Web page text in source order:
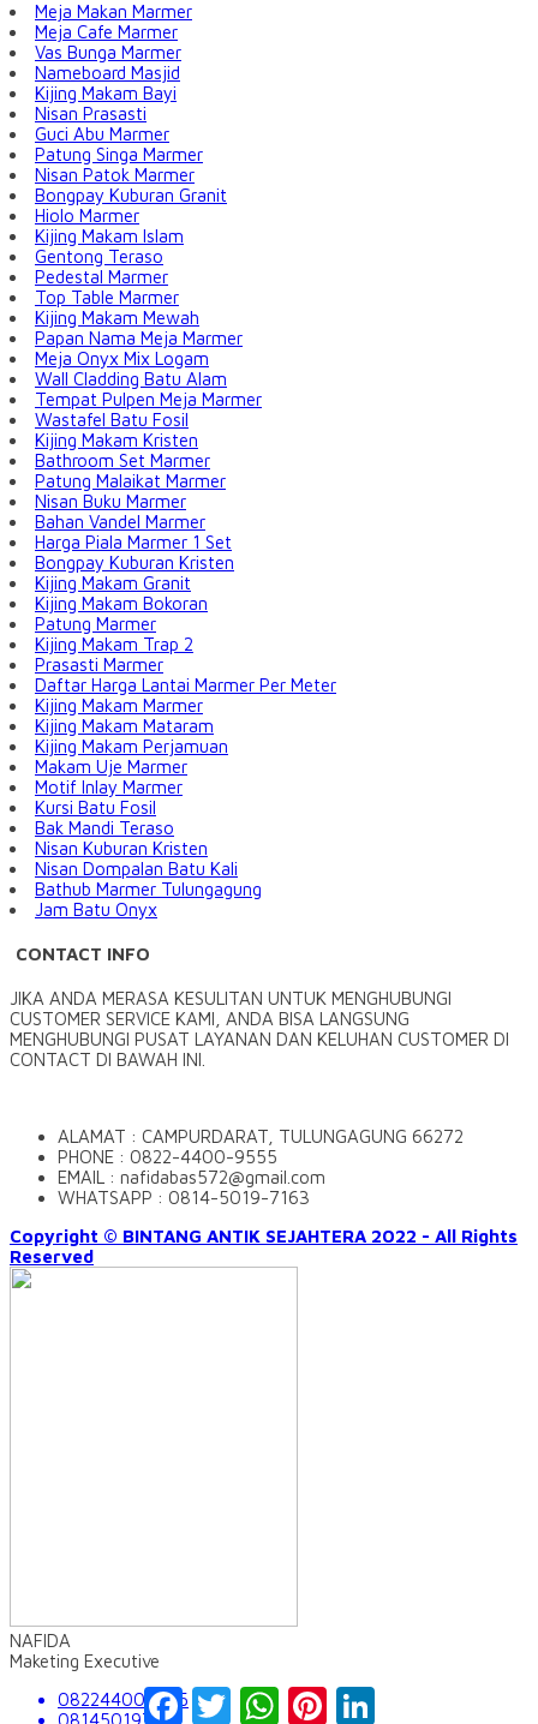
Meja Makan Marmer
Meja Cafe Marmer
Vas Bunga Marmer
Nameboard Masjid
Kijing Makam Bayi
Nisan Prasasti
Guci Abu Marmer
Patung Singa Marmer
Nisan Patok Marmer
Bongpay Kuburan Granit
Hiolo Marmer
Kijing Makam Islam
Gentong Teraso
Pedestal Marmer
Top Table Marmer
Kijing Makam Mewah
Papan Nama Meja Marmer
Meja Onyx Mix Logam
Wall Cladding Batu Alam
Tempat Pulpen Meja Marmer
Wastafel Batu Fosil
Kijing Makam Kristen
Bathroom Set Marmer
Patung Malaikat Marmer
Nisan Buku Marmer
Bahan Vandel Marmer
Harga Piala Marmer 1 Set
Bongpay Kuburan Kristen
Kijing Makam Granit
Kijing Makam Bokoran
Patung Marmer
Kijing Makam Trap 2
Prasasti Marmer
Daftar Harga Lantai Marmer Per Meter
Kijing Makam Marmer
Kijing Makam Mataram
Kijing Makam Perjamuan
Makam Uje Marmer
Motif Inlay Marmer
Kursi Batu Fosil
Bak Mandi Teraso
Nisan Kuburan Kristen
Nisan Dompalan Batu Kali
Bathub Marmer Tulungagung
Jam Batu Onyx
CONTACT INFO
JIKA ANDA MERASA KESULITAN UNTUK MENGHUBUNGI
CUSTOMER SERVICE KAMI, ANDA BISA LANGSUNG
MENGHUBUNGI PUSAT LAYANAN DAN KELUHAN CUSTOMER DI
CONTACT DI BAWAH INI.
ALAMAT : CAMPURDARAT, TULUNGAGUNG 66272
PHONE : 0822-4400-9555
EMAIL : nafidabas572@gmail.com
WHATSAPP : 0814-5019-7163
Copyright © BINTANG ANTIK SEJAHTERA 2022 - All Rights
Reserved
NAFIDA
Maketing Executive
082244009555
081450197163
FacebookTwitterWhatsAppPinterest